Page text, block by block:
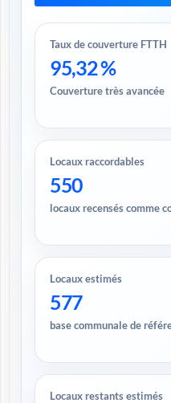
Taux de couverture FTTH
95,32 %
Couverture très avancée
Locaux raccordables
550
locaux recensés comme
Locaux estimés
577
base communale de
Locaux restants estimés